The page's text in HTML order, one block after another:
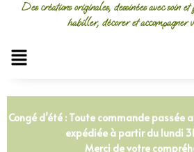
Des créations originales, dessinées avec soin
habiller, décorer et accompagner
Congé d’été : Toute commande passée
expédiée à partir du lundi
Merci de votre